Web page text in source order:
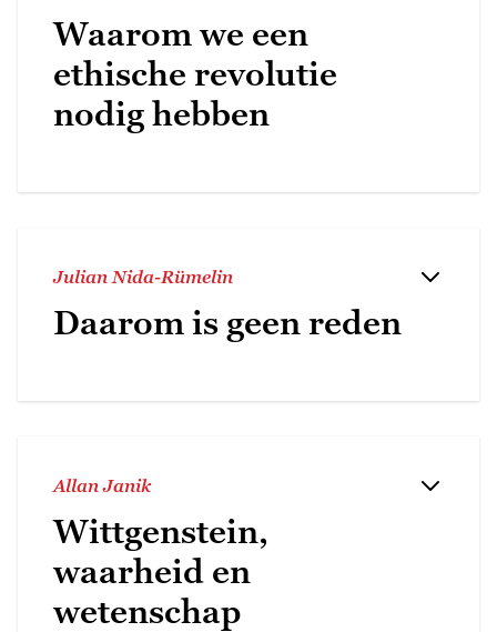
Waarom we een
ethische revolutie
nodig hebben
Julian Nida-Rümelin
Daarom is geen reden
Allan Janik
Wittgenstein,
waarheid en
wetenschap